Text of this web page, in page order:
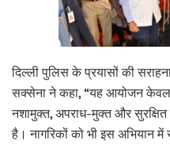
दिल्ली पुलिस के प्रयासों की
सक्सेना ने कहा, “यह आयोजन केवल
नशामुक्त, अपराध-मुक्त और सुरक्षित
है। नागरिकों को भी इस अभियान